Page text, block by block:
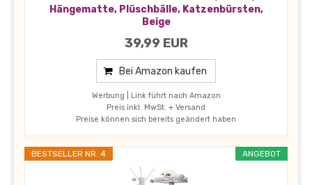
Hängematte, Plüschbälle, Katzenbürsten,
Beige
39,99 EUR
Bei Amazon kaufen
Werbung | Link führt nach Amazon
Preis inkl. MwSt. + Versand
Preise können sich bereits geändert haben
ANGEBOT
BESTSELLER NR. 4